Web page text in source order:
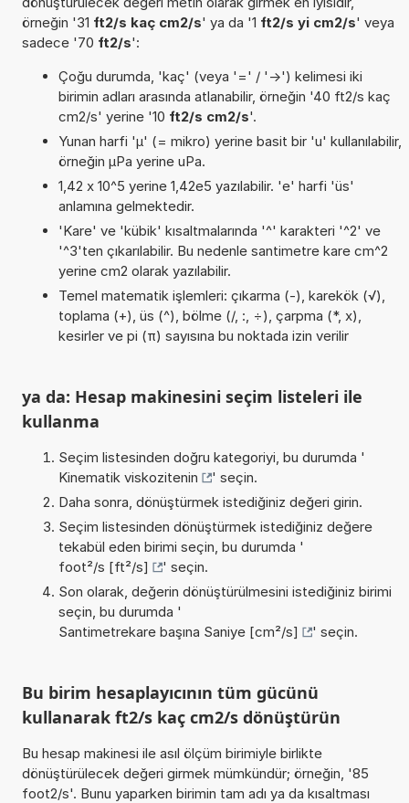
örneğin '31 ft2/s kaç cm2/s' ya da '1 ft2/s yi cm2/s' veya
sadece '70 ft2/s':
Çoğu durumda, 'kaç' (veya '=' / '->') kelimesi iki
birimin adları arasında atlanabilir, örneğin '40 ft2/s kaç
cm2/s' yerine '10 ft2/s cm2/s'.
Yunan harfi 'µ' (= mikro) yerine basit bir 'u' kullanılabilir,
örneğin µPa yerine uPa.
1,42 x 10^5 yerine 1,42e5 yazılabilir. 'e' harfi 'üs'
anlamına gelmektedir.
'Kare' ve 'kübik' kısaltmalarında '^' karakteri '^2' ve
'^3'ten çıkarılabilir. Bu nedenle santimetre kare cm^2
yerine cm2 olarak yazılabilir.
Temel matematik işlemleri: çıkarma (-), karekök (√),
toplama (+), üs (^), bölme (/, :, ÷), çarpma (*, x),
kesirler ve pi (π) sayısına bu noktada izin verilir
ya da: Hesap makinesini seçim listeleri ile
kullanma
Seçim listesinden doğru kategoriyi, bu durumda '
Kinematik viskozitenin
' seçin.
Daha sonra, dönüştürmek istediğiniz değeri girin.
Seçim listesinden dönüştürmek istediğiniz değere
tekabül eden birimi seçin, bu durumda '
foot²/s [ft²/s]
' seçin.
Son olarak, değerin dönüştürülmesini istediğiniz birimi
seçin, bu durumda '
Santimetrekare başına Saniye [cm²/s]
' seçin.
Bu birim hesaplayıcının tüm gücünü
kullanarak ft2/s kaç cm2/s dönüştürün
Bu hesap makinesi ile asıl ölçüm birimiyle birlikte
dönüştürülecek değeri girmek mümkündür; örneğin, '85
foot2/s'. Bunu yaparken birimin tam adı ya da kısaltması